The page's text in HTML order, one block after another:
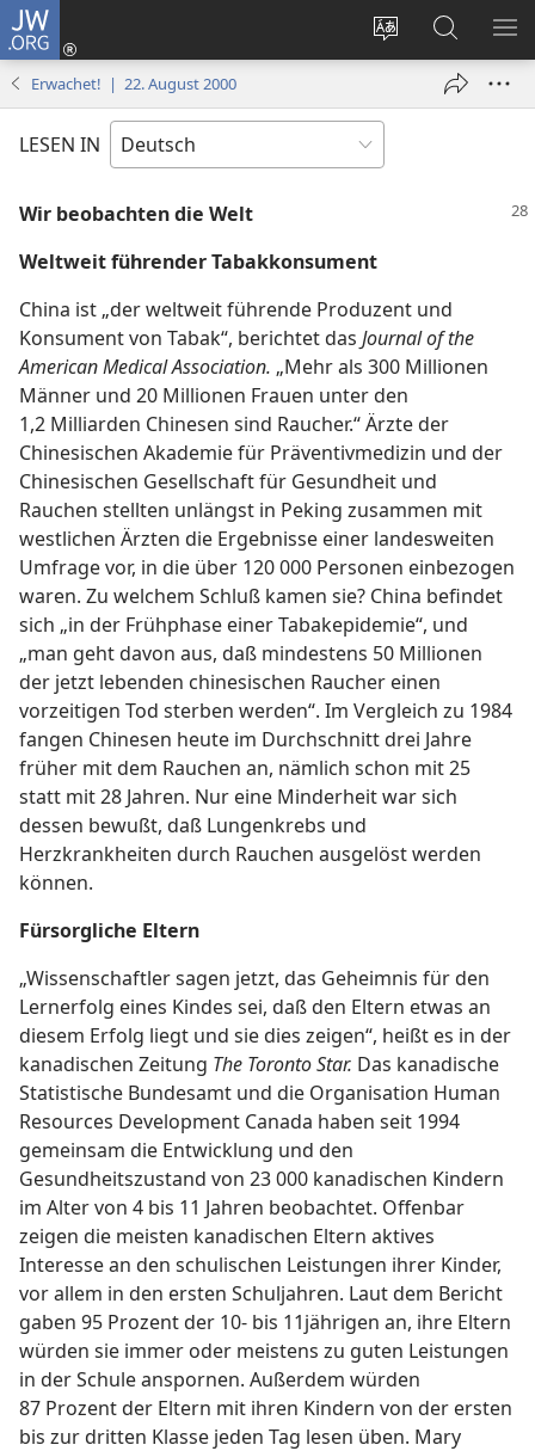
JW.ORG
Websitesprache
ändern
Anmelden
(öffnet
Suche
Erwachet! | 22. August 2000
LESEN IN
Wir beobachten die Welt
Weltweit führender Tabakkonsument
China ist „der weltweit führende Produzent und
Konsument von Tabak“, berichtet das Journal of the
American Medical Association. „Mehr als 300 Millionen
Männer und 20 Millionen Frauen unter den
1,2 Milliarden Chinesen sind Raucher.“ Ärzte der
Chinesischen Akademie für Präventivmedizin und der
Chinesischen Gesellschaft für Gesundheit und
Rauchen stellten unlängst in Peking zusammen mit
westlichen Ärzten die Ergebnisse einer landesweiten
Umfrage vor, in die über 120 000 Personen einbezogen
waren. Zu welchem Schluß kamen sie? China befindet
sich „in der Frühphase einer Tabakepidemie“, und
„man geht davon aus, daß mindestens 50 Millionen
der jetzt lebenden chinesischen Raucher einen
vorzeitigen Tod sterben werden“. Im Vergleich zu 1984
fangen Chinesen heute im Durchschnitt drei Jahre
früher mit dem Rauchen an, nämlich schon mit 25
statt mit 28 Jahren. Nur eine Minderheit war sich
dessen bewußt, daß Lungenkrebs und
Herzkrankheiten durch Rauchen ausgelöst werden
können.
Fürsorgliche Eltern
„Wissenschaftler sagen jetzt, das Geheimnis für den
Lernerfolg eines Kindes sei, daß den Eltern etwas an
diesem Erfolg liegt und sie dies zeigen“, heißt es in der
kanadischen Zeitung The Toronto Star. Das kanadische
Statistische Bundesamt und die Organisation Human
Resources Development Canada haben seit 1994
gemeinsam die Entwicklung und den
Gesundheitszustand von 23 000 kanadischen Kindern
im Alter von 4 bis 11 Jahren beobachtet. Offenbar
zeigen die meisten kanadischen Eltern aktives
Interesse an den schulischen Leistungen ihrer Kinder,
vor allem in den ersten Schuljahren. Laut dem Bericht
gaben 95 Prozent der 10- bis 11jährigen an, ihre Eltern
würden sie immer oder meistens zu guten Leistungen
in der Schule anspornen. Außerdem würden
87 Prozent der Eltern mit ihren Kindern von der ersten
bis zur dritten Klasse jeden Tag lesen üben. Mary